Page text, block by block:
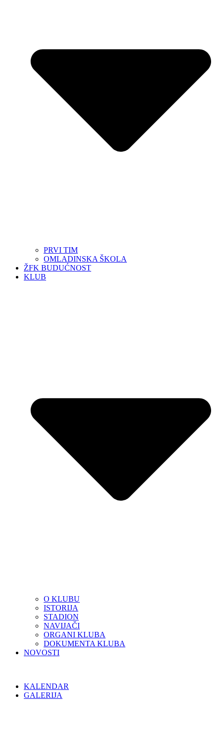
PRVI TIM
OMLADINSKA ŠKOLA
ŽFK BUDUĆNOST
KLUB
O KLUBU
ISTORIJA
STADION
NAVIJAČI
ORGANI KLUBA
DOKUMENTA KLUBA
NOVOSTI
KALENDAR
GALERIJA